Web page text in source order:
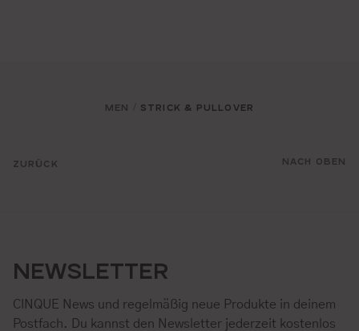
ZURÜCK
MEN STRICK & PULLOVER
NACH OBEN
NEWSLETTER
CINQUE News und regelmäßig neue Produkte in deinem
Postfach. Du kannst den Newsletter jederzeit kostenlos